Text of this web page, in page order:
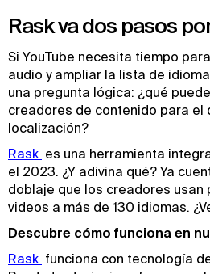
Rask va dos pasos
Si YouTube necesita tiempo
audio y ampliar la lista de
una pregunta lógica: ¿qué
creadores de contenido para el
localización?
Rask es una herramienta
el 2023. ¿Y adivina qué? Ya
doblaje que los creadores usan
videos a más de 130 idiomas.
Descubre cómo funciona en
Rask funciona con tecnología